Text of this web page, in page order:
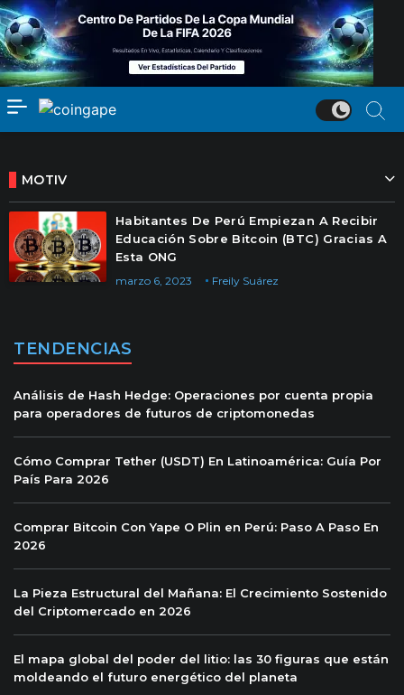
MOTIV
Habitantes De Perú Empiezan A Recibir
Educación Sobre Bitcoin (BTC) Gracias A
Esta ONG
Freily Suárez
marzo 6, 2023
TENDENCIAS
Análisis de Hash Hedge: Operaciones por cuenta propia
para operadores de futuros de criptomonedas
Cómo Comprar Tether (USDT) En Latinoamérica: Guía Por
País Para 2026
Comprar Bitcoin Con Yape O Plin en Perú: Paso A Paso En
2026
La Pieza Estructural del Mañana: El Crecimiento Sostenido
del Criptomercado en 2026
El mapa global del poder del litio: las 30 figuras que están
moldeando el futuro energético del planeta